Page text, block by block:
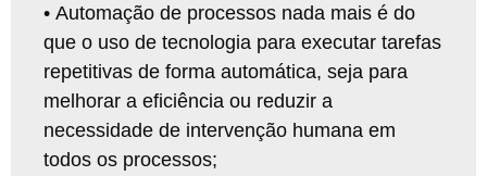
• Automação de processos nada mais é do
que o uso de tecnologia para executar tarefas
repetitivas de forma automática, seja para
melhorar a eficiência ou reduzir a
necessidade de intervenção humana em
todos os processos;